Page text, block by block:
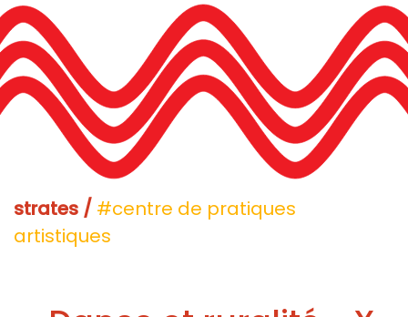
strates / #centre de pratiques
artistiques